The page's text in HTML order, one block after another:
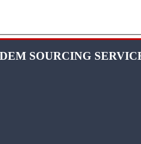
SOURCING